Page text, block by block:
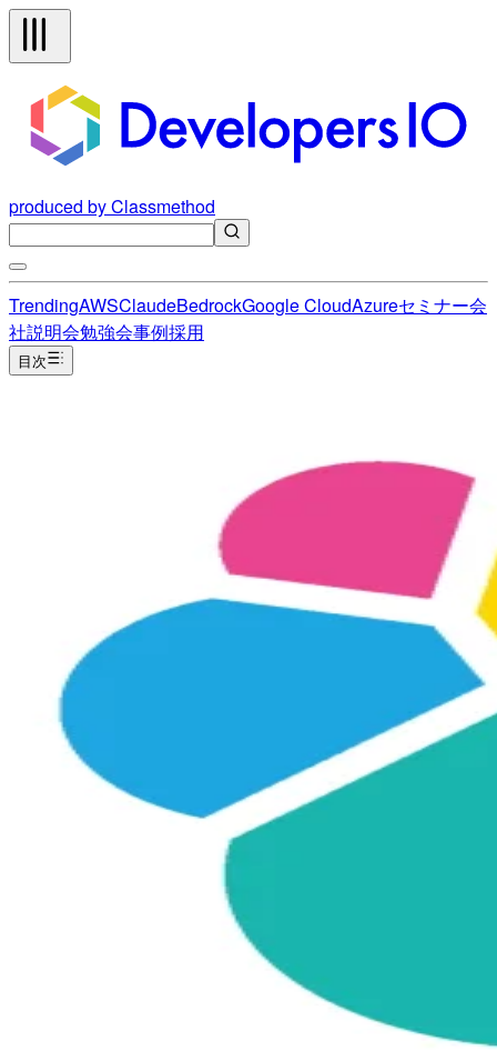
produced by Classmethod
TrendingAWSClaudeBedrockGoogle CloudAzureセミナー会
社説明会勉強会事例採用
目次